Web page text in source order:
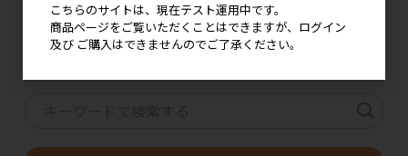
ご案内はこちら
こちらのサイトは、現在テスト運用中です。
商品ページをご覧いただくことはできますが、ログイン
及び ご購入はできませんのでご了承ください。